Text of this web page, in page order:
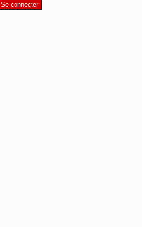
Se connecter